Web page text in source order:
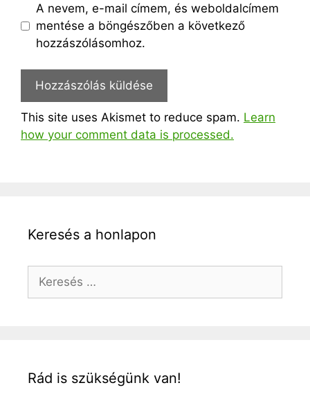
A nevem, e-mail címem, és weboldalcímem
mentése a böngészőben a következő
hozzászólásomhoz.
This site uses Akismet to reduce spam. Learn
how your comment data is processed.
Keresés a honlapon
Keresés:
Rád is szükségünk van!